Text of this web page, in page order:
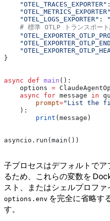
    "OTEL_TRACES_EXPORTER"
    "OTEL_METRICS_EXPORTER"
    "OTEL_LOGS_EXPORTER"
:
# 標準 OTLP トランスポート
}
async def main ():
    options
=
    async
for message in
        prompt
="List the
    ):
        print
(message)
asyncio.run(main())
子プロセスはデフォルトで
るため、これらの変数を
スト、またはシェルプロファ
options.env を完全に省略す
す。